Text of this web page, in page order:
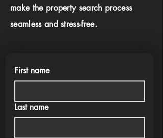
make the property search process
seamless and stress-free.
First name
Last name